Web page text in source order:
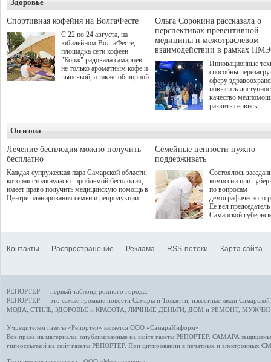
а сам он
Здоровье
Спортивная кофейня на ВолгаФесте
С 22 по 24 августа, на
юбилейном ВолгаФесте,
площадка сети кофеен
"Корж" радовала самарцев
не только ароматным кофе и
выпечкой, а также обширной
Ольга Сорокина рассказала о
перспективах превентивной
медицины и межотраслевом
взаимодействии в рамках
Инновационные
способны
сферу
повысить
качество
развить сервисы
определенными
К ним можно
возникающие при
данными
более динамичного
проникновения
сегмент
отраслевое
рассказала Ольга
ходе сессии
качества жизни" в
ПМЭФ 2025. В
РФ Михаил
представители
Государственной
Он и она
Лечение бесплодия можно получить
бесплатно
Каждая супружеская пара Самарской области,
которая столкнулась с проблемой бесплодия,
имеет право получить медицинскую помощь в
Центре планирования семьи и репродукции.
Семейные ценности нужно
поддерживать
Состоялось
комиссии при
по вопросам
демографического
Ее вел председатель
Самарской
Контакты Распространение Реклама RSS-потоки Карта сайта
РЕПОРТЕР — первый таблоид родного города.
РЕПОРТЕР — это самые громкие новости Самары и Тольятти, известные люди
МОДА, СТИЛЬ ЗДОРОВЬЕ и КРАСОТА ЛИЧНЫЕ ДЕНЬГИ ДОМ и РЕМОНТ,
Учредителем газеты «Репортер» является ООО «СамараИнформ»
Все права на материалы, опубликованные на сайте газеты РЕПОРТЕР. САМАРА защищены.
гиперссылкой на сайт газеты РЕПОРТЕР. При цитировании в печатных и электронных